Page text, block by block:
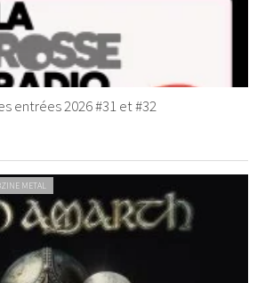
entrées 2026 #31 et #32
METAL